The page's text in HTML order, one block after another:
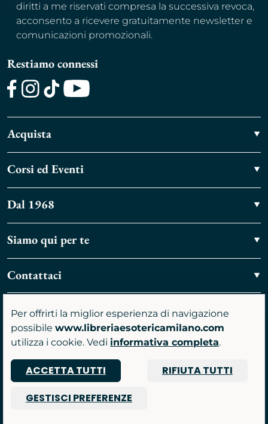
diritti a me riservati compresa la successiva revoca,
acconsento a ricevere gratuitamente newsletter e
comunicazioni promozionali.
Restiamo connessi
Acquista
Corsi ed Eventi
Dal 1968
Siamo qui per te
Contattaci
Vieni a trovarci
P.IVA 07481590961
© 2026 Libreria Gruppo Anima srl
Per offrirti la miglior esperienza di navigazione
possibile www.libreriaesotericamilano.com
utilizza i cookie. Vedi informativa completa.
ACCETTA TUTTI
RIFIUTA TUTTI
GESTISCI PREFERENZE